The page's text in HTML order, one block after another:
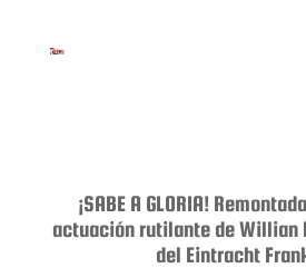
¡SABE A GLORIA!
actuación rutilante de Willian
del Eintracht